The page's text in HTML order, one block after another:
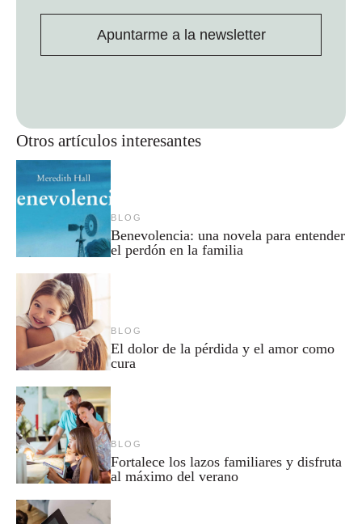
Otros artículos interesantes
BLOG
Benevolencia: una novela para entender
el perdón en la familia
BLOG
El dolor de la pérdida y el amor como
cura
BLOG
Fortalece los lazos familiares y disfruta
al máximo del verano
Apuntarme a la newsletter